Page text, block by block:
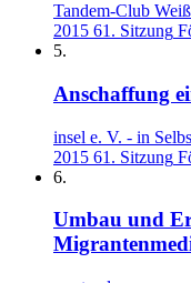
Tandem-Club
2015 61. Sitzung
5.
Anschaffung
insel e. V. - in
2015 61. Sitzung
6.
Umbau und